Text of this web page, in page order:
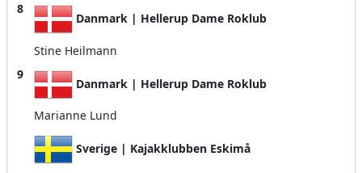
8
Danmark | Hellerup Dame Roklub
Stine Heilmann
9
Danmark | Hellerup Dame Roklub
Marianne Lund
Sverige | Kajakklubben Eskimå